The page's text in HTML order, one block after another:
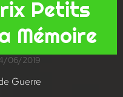
Petits
Mémoire
06/2019
Guerre